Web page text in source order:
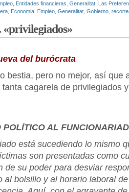
Entidades financieras Generalitat Las
Economia Empleo Generalitat Gobierno
del burócrata
bestia, pero no mejor, así que
cagarela de privilegiados
POLÍTICO AL
está sucediendo lo mismo
son presentadas como
de su poder para desviar
al bolsillo y al horario laboral